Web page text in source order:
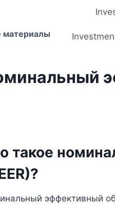
материалы
такое
эффективный